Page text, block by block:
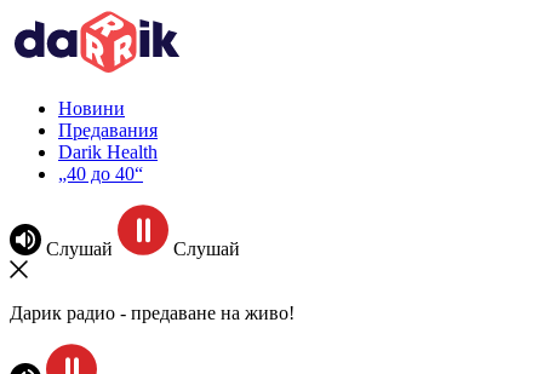
Новини
Предавания
Darik Health
„40 до 40“
Слушай Слушай
Дарик радио - предаване на живо!